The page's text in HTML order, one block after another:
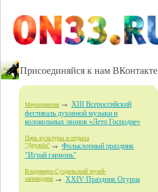
Присоединяйся к нам ВКонтакте
Мероприятия
XIII Всероссийский
фестиваль духовной музыки и
колокольных звонов «Лето Господне»
Парк культуры и отдыха
"Дружба"
Фольклорный праздник
"Играй гармонь"
Владимиро-Суздальский музей-
заповедник XXIV Праздник Огурца